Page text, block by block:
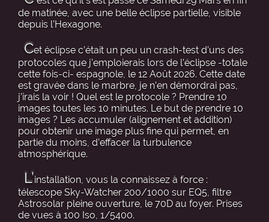
de matinée, avec une belle éclipse partielle, visible
depuis l’Hexagone.
Cet éclipse c’était un peu un crash-test d’uns des
protocoles que j’emploierais lors de l’éclipse -totale
cette fois-ci- espagnole, le 12 Août 2026. Cette date
est gravée dans le marbre, je n’en démordrai pas,
j’irais la voir ! Quel est le protocole ? Prendre 10
images toutes les 10 minutes. Le but de prendre 10
images ? Les accumuler (alignement et addition)
pour obtenir une image plus fine qui permet, en
partie du moins, d’effacer la turbulence
atmosphérique.
L’installation, vous la connaissez à force :
télescope Sky-Watcher 200/1000 sur EQ5, filtre
Astrosolar pleine ouverture, le 70D au foyer. Prises
de vues à 100 Iso, 1/5400.